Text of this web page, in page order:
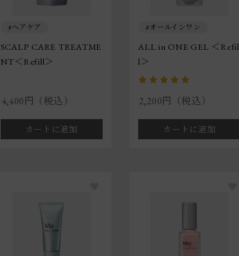
ヘアケア
SCALP CARE TREATME
NT＜Refill＞
4,400円（税込）
カートに追加
オールインワン
ALL in ONE GEL ＜Refil
l＞
2,200円（税込）
カートに追加